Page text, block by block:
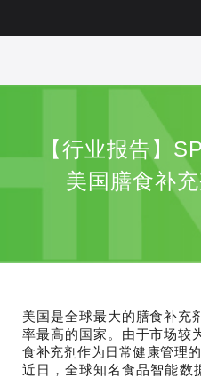
【行业报告】
美国膳食补充
美国是全球最大的膳食补充
率最高的国家。由于市场较
食补充剂作为日常健康管理的
近日，全球知名食品智能数